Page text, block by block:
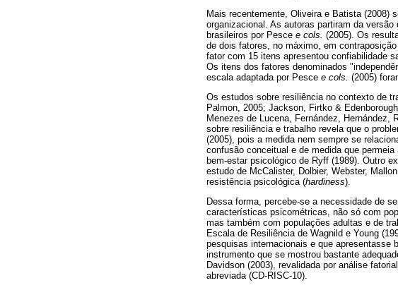
Mais recentemente, Oliveira e Batista (2008)
organizacional. As autoras partiram da
brasileiros por Pesce e cols. (2005). Os
de dois fatores, no máximo, em
fator com 15 itens apresentou confiabilidade
Os itens dos fatores denominados
escala adaptada por Pesce e cols. (2005)
Os estudos sobre resiliência no contexto de
Palmon, 2005; Jackson, Firtko &
Menezes de Lucena, Fernández, Hernández,
sobre resiliência e trabalho revela que o
(2005), pois a medida nem sempre se
confusão conceitual e de medida que
bem-estar psicológico de Ryff (1989). Outro
estudo de McCalister, Dolbier, Webster,
resistência psicológica (hardiness).
Dessa forma, percebe-se a necessidade de
características psicométricas, não só com
mas também com populações adultas e de
Escala de Resiliência de Wagnild e Young
pesquisas internacionais e que
instrumento que se mostrou bastante
Davidson (2003), revalidada por análise
abreviada (CD-RISC-10).